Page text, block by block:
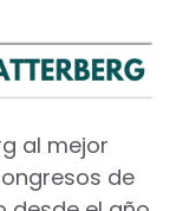
al mejor
de